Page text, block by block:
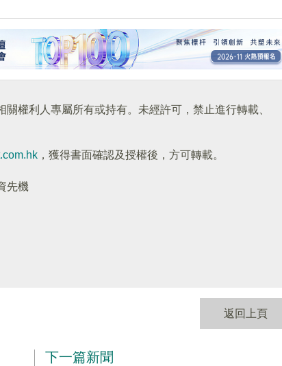
權利人專屬所有或持有。未經許可，禁止進行轉載、
，獲得書面確認及授權後，方可轉載。
先機
返回上頁
下一篇新聞